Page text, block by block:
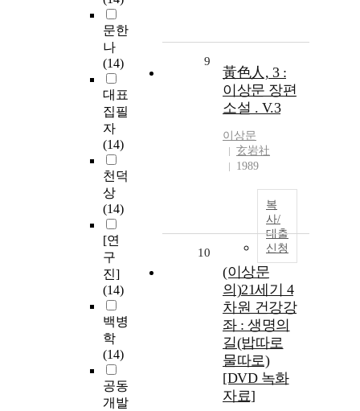
문한
나
(14)
대표
집필
자
(14)
천덕
상
(14)
[연
구
진]
(14)
백병
학
(14)
공동
개발
9
黃色人, 3 :
이상문 장편
소설 . V.3
이상문
玄岩社
1989
복
사/
대출
신청
10
(이상문
의)21세기 4
차원 건강강
좌 : 생명의
길(밥따로
물따로)
[DVD 녹화
자료]